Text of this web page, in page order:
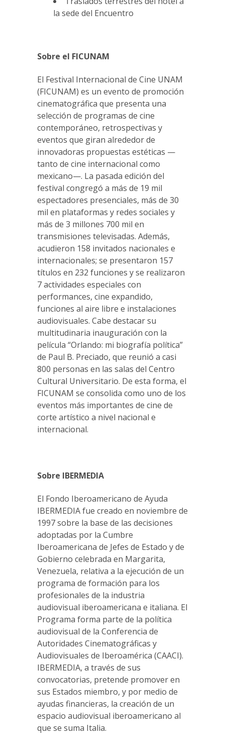
la sede del Encuentro
Sobre el FICUNAM
El Festival Internacional de Cine UNAM
(FICUNAM) es un evento de promoción
cinematográfica que presenta una
selección de programas de cine
contemporáneo, retrospectivas y
eventos que giran alrededor de
innovadoras propuestas estéticas —
tanto de cine internacional como
mexicano—. La pasada edición del
festival congregó a más de 19 mil
espectadores presenciales, más de 30
mil en plataformas y redes sociales y
más de 3 millones 700 mil en
transmisiones televisadas. Además,
acudieron 158 invitados nacionales e
internacionales; se presentaron 157
títulos en 232 funciones y se realizaron
7 actividades especiales con
performances, cine expandido,
funciones al aire libre e instalaciones
audiovisuales. Cabe destacar su
multitudinaria inauguración con la
película “Orlando: mi biografía política”
de Paul B. Preciado, que reunió a casi
800 personas en las salas del Centro
Cultural Universitario. De esta forma, el
FICUNAM se consolida como uno de los
eventos más importantes de cine de
corte artístico a nivel nacional e
internacional.
Sobre IBERMEDIA
El Fondo Iberoamericano de Ayuda
IBERMEDIA fue creado en noviembre de
1997 sobre la base de las decisiones
adoptadas por la Cumbre
Iberoamericana de Jefes de Estado y de
Gobierno celebrada en Margarita,
Venezuela, relativa a la ejecución de un
programa de formación para los
profesionales de la industria
audiovisual iberoamericana e italiana. El
Programa forma parte de la política
audiovisual de la Conferencia de
Autoridades Cinematográficas y
Audiovisuales de Iberoamérica (CAACI).
IBERMEDIA, a través de sus
convocatorias, pretende promover en
sus Estados miembro, y por medio de
ayudas financieras, la creación de un
espacio audiovisual iberoamericano al
que se suma Italia.